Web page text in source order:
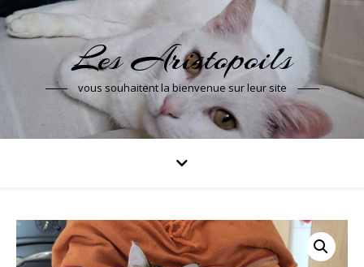
Les Aristopoils
vous souhaitent la bienvenue sur leur site